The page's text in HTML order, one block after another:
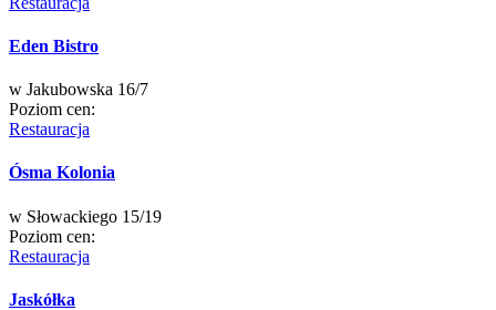
Eden Bistro
w Jakubowska 16/7
Poziom cen:
Restauracja
Ósma Kolonia
w Słowackiego 15/19
Poziom cen:
Restauracja
Jaskółka